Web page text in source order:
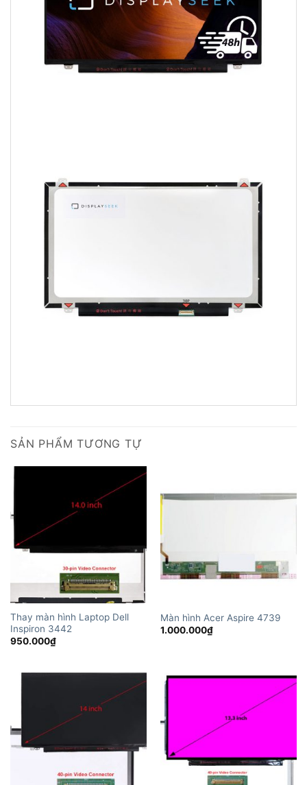
SẢN PHẨM TƯƠNG TỰ
Thay màn hình Laptop Dell
Inspiron 3442
950.000₫
Màn hình Acer Aspire 4739
1.000.000₫